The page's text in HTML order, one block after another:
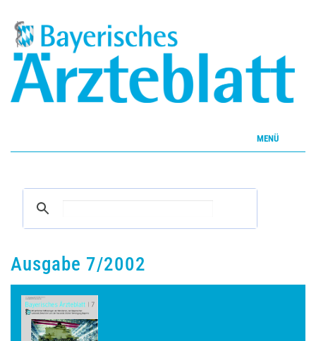
MENÜ
Inhalte
Archiv
Ausgabe 7/2002